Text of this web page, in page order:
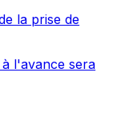
la prise de
l'avance sera